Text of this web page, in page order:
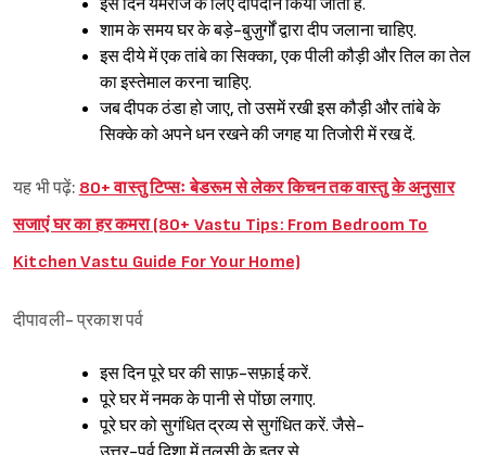
इस दिन यमराज के लिए दीपदान किया जाता है.
शाम के समय घर के बड़े-बुज़ुर्गों द्वारा दीप जलाना चाहिए.
इस दीये में एक तांबे का सिक्का, एक पीली कौड़ी और तिल का तेल
का इस्तेमाल करना चाहिए.
जब दीपक ठंडा हो जाए, तो उसमें रखी इस कौड़ी और तांबे के
सिक्के को अपने धन रखने की जगह या तिजोरी में रख दें.
यह भी पढ़ें: 80+ वास्तु टिप्सः बेडरूम से लेकर किचन तक वास्तु के अनुसार
सजाएं घर का हर कमरा (80+ Vastu Tips: From Bedroom To
Kitchen Vastu Guide For Your Home)
दीपावली- प्रकाश पर्व
इस दिन पूरे घर की साफ़-सफ़ाई करें.
पूरे घर में नमक के पानी से पोंछा लगाए.
पूरे घर को सुगंधित द्रव्य से सुगंधित करें. जैसे-